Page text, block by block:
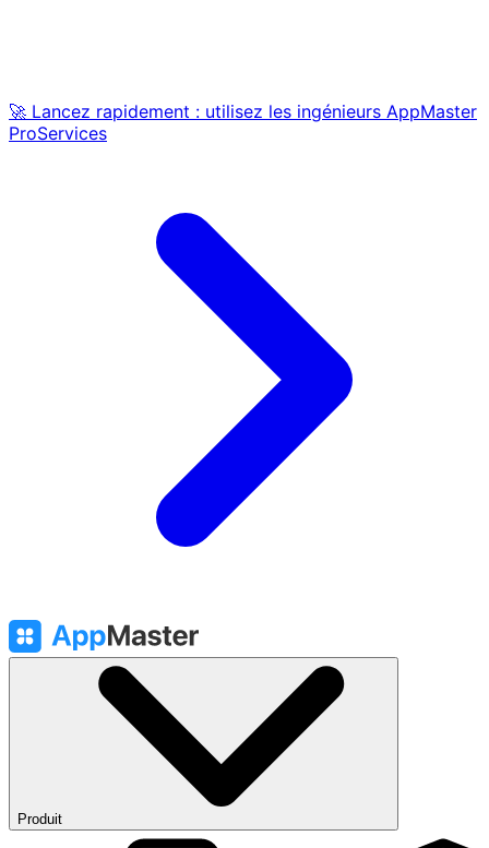
🚀 Lancez rapidement : utilisez les ingénieurs AppMaster
ProServices
Produit